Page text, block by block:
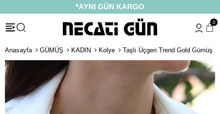
*AYNI GÜN KARGO
0
Anasayfa GÜMÜŞ KADIN Kolye Taşlı Üçgen Trend Gold Gümüş